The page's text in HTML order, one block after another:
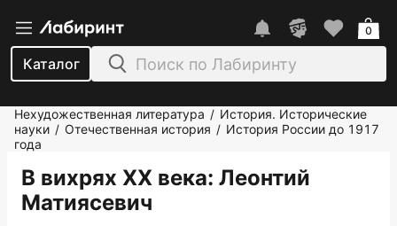
Каталог
0
Нехудожественная литература / История. Исторические
науки / Отечественная история / История России до 1917
года
В вихрях ХХ века: Леонтий
Матиясевич